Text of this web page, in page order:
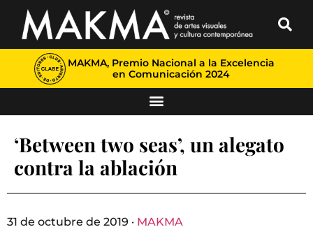
MAKMA, Premio Nacional a la Excelencia
en Comunicación 2024
‘Between two seas’, un alegato
contra la ablación
31 de octubre de 2019 · MAKMA